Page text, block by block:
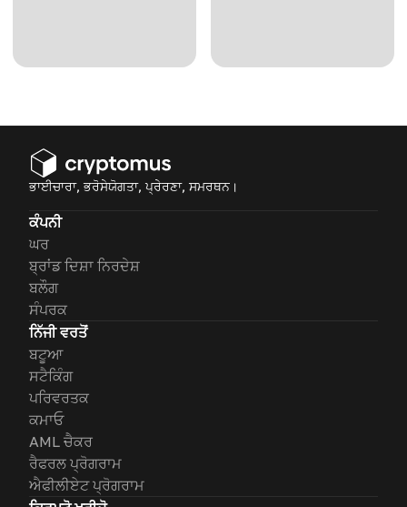
ਭਾਈਚਾਰਾ, ਭਰੋਸੇਯੋਗਤਾ, ਪ੍ਰੇਰਣਾ, ਸਮਰਥਨ।
ਕੰਪਨੀ
ਘਰ
ਬ੍ਰਾਂਡ ਦਿਸ਼ਾ ਨਿਰਦੇਸ਼
ਬਲੌਗ
ਸੰਪਰਕ
ਨਿੱਜੀ ਵਰਤੋਂ
ਬਟੂਆ
ਸਟੈਕਿੰਗ
ਪਰਿਵਰਤਕ
ਕਮਾਓ
AML ਚੈਕਰ
ਰੈਫਰਲ ਪ੍ਰੋਗਰਾਮ
ਐਫੀਲੀਏਟ ਪ੍ਰੋਗਰਾਮ